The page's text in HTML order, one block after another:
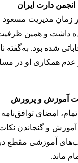
زمان مدیریت
داشت و همین
شده بود. به‌گفته
همکاری او در
امضای
و گنجاندن
آموزشی مقطع
ماند.